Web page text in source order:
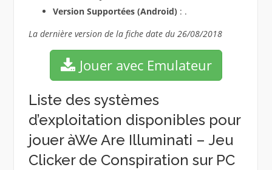
Version Supportées (Android): .
La dernière version de la fiche date du 26/08/2018
Jouer avec Emulateur
Liste des systèmes
d’exploitation disponibles pour
jouer àWe Are Illuminati – Jeu
Clicker de Conspiration sur PC